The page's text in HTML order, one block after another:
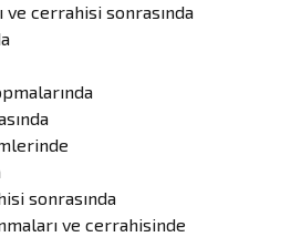
ve cerrahisi sonrasında
sonrasında
ve cerrahisinde